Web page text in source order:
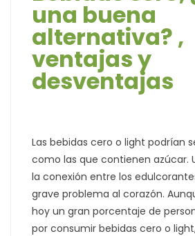
una buena
alternativa? ,
ventajas y
desventajas
Las bebidas cero o light podrían
como las que contienen azúcar.
la conexión entre los
grave problema al corazón.
hoy un gran porcentaje de
por consumir bebidas cero o